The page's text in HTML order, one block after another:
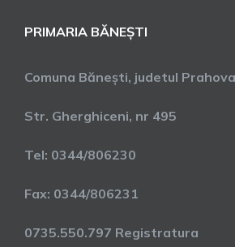
PRIMARIA BĂNEȘTI
Comuna Bănești, judetul
Str. Gherghiceni, nr 495
Tel: 0344/806230
Fax: 0344/806231
0735.550.797 Registratura